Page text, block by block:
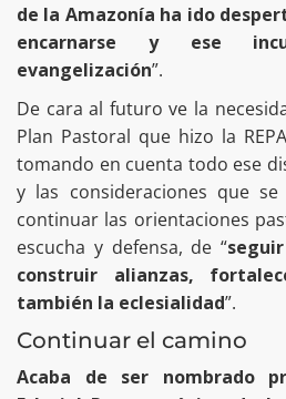
de la Amazonía ha ido
encarnarse y ese
evangelización”.
De cara al futuro ve la
Plan Pastoral que hizo la
tomando en cuenta todo ese
y las consideraciones que
continuar las orientaciones
escucha y defensa, de “
construir alianzas,
también la eclesialidad”.
Continuar el camino
Acaba de ser nombrado